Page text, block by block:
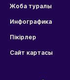
Жоба туралы
Инфографика
Пікірлер
Сайт картасы